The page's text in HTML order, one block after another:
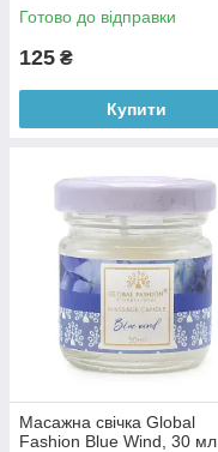
Готово до відправки
125 ₴
Купити
Масажна свічка Global
Fashion Blue Wind, 30 мл